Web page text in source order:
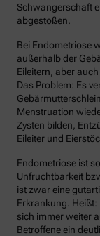
Schwangerschaft
abgestoßen.
Bei Endometriose
außerhalb der
Eileitern, aber
Das Problem: Es
Menstruation
Zysten bilden,
Eileiter und
Endometriose ist
Unfruchtbarkeit
ist zwar eine
Erkrankung.
sich immer weiter
Betroffene ein